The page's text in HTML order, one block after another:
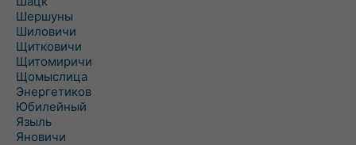
Шершуны
Шиловичи
Щитковичи
Щитомиричи
Щомыслица
Энергетиков
Юбилейный
Языль
Яновичи